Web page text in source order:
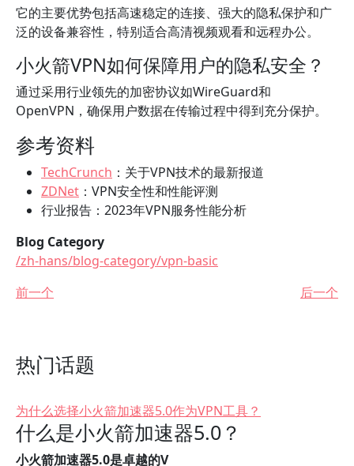
它的主要优势包括高速稳定的连接、强大的隐私保护和广
泛的设备兼容性，特别适合高清视频观看和远程办公。
小火箭VPN如何保障用户的隐私安全？
通过采用行业领先的加密协议如WireGuard和
OpenVPN，确保用户数据在传输过程中得到充分保护。
参考资料
TechCrunch ：关于VPN技术的最新报道
ZDNet ：VPN安全性和性能评测
行业报告：2023年VPN服务性能分析
Blog Category
/zh-hans/blog-category/vpn-basic
前一个
后一个
热门话题
为什么选择小火箭加速器5.0作为VPN工具？
什么是小火箭加速器5.0？
小火箭加速器5.0是卓越的V